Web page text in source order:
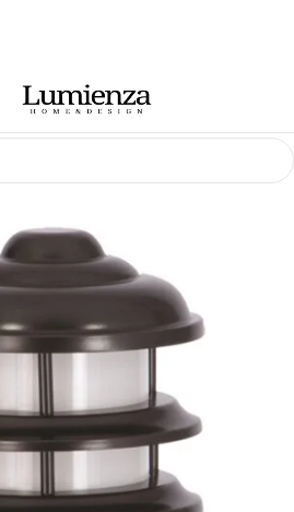
Fiyatına 3 Taksit Fırsatı